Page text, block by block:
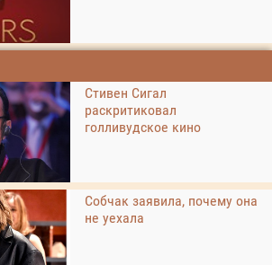
Стивен Сигал
раскритиковал
голливудское кино
Собчак заявила, почему она
не уехала